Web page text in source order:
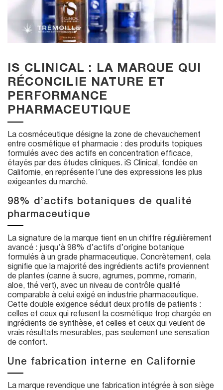
IS CLINICAL : LA MARQUE QUI
RÉCONCILIE NATURE ET
PERFORMANCE
PHARMACEUTIQUE
La cosméceutique désigne la zone de chevauchement
entre cosmétique et pharmacie : des produits topiques
formulés avec des actifs en concentration efficace,
étayés par des études cliniques. iS Clinical, fondée en
Californie, en représente l’une des expressions les plus
exigeantes du marché.
98% d’actifs botaniques de qualité
pharmaceutique
La signature de la marque tient en un chiffre régulièrement
avancé : jusqu’à 98% d’actifs d’origine botanique
formulés à un grade pharmaceutique. Concrètement, cela
signifie que la majorité des ingrédients actifs proviennent
de plantes (canne à sucre, agrumes, pomme, romarin,
aloe, thé vert), avec un niveau de contrôle qualité
comparable à celui exigé en industrie pharmaceutique.
Cette double exigence séduit deux profils de patients :
celles et ceux qui refusent la cosmétique trop chargée en
ingrédients de synthèse, et celles et ceux qui veulent de
vrais résultats mesurables, pas seulement une sensation
de confort.
Une fabrication interne en Californie
La marque revendique une fabrication intégrée à son siège